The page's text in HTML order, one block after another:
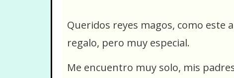
Queridos reyes magos, como este
regalo, pero muy especial.
Me encuentro muy solo, mis